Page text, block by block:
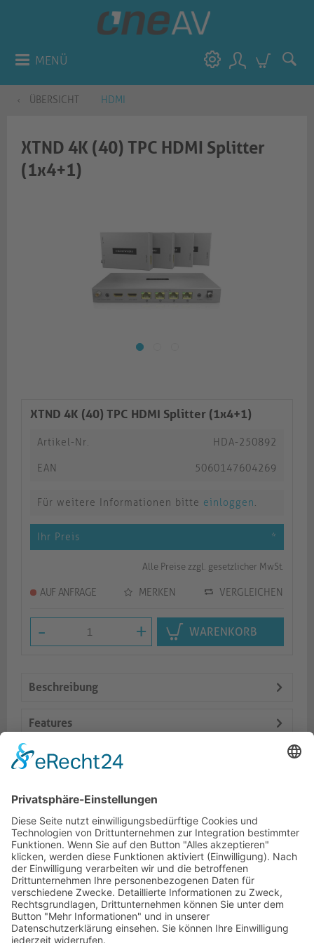
MENÜ
ÜBERSICHT HDMI
XTND 4K (40) TPC HDMI Splitter
(1x4+1)
XTND 4K (40) TPC HDMI Splitter (1x4+1)
Artikel-Nr. HDA-250892
EAN 5060147604269
Für weitere Informationen bitte einloggen.
Ihr Preis *
Alle Preise zzgl. gesetzlicher MwSt.
AUF ANFRAGE MERKEN VERGLEICHEN
- + WARENKORB
Beschreibung
Features
Logistik
Dokumente
Ähnliche Artikel
HOTLINE